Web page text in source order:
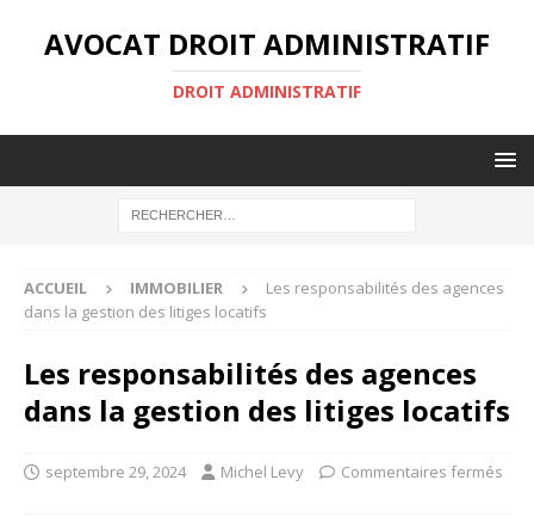
AVOCAT DROIT ADMINISTRATIF
DROIT ADMINISTRATIF
ACCUEIL IMMOBILIER
Les responsabilités des agences
dans la gestion des litiges locatifs
Les responsabilités des agences
dans la gestion des litiges locatifs
septembre 29, 2024 Michel Levy Commentaires fermés